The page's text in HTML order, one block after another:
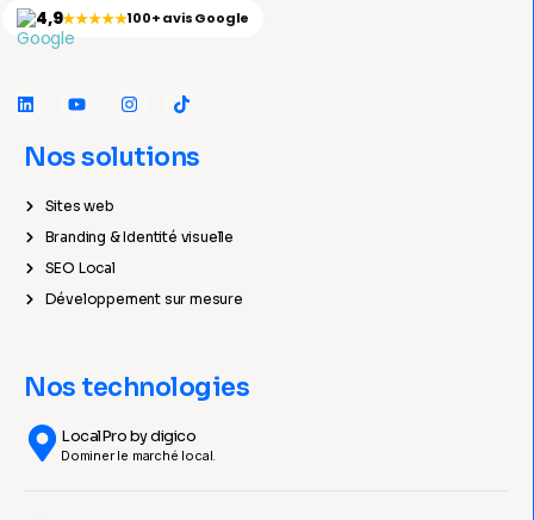
4,9★★★★★100+ avis Google
Nos solutions
Sites web
Branding & Identité visuelle
SEO Local
Développement sur mesure
Nos technologies
LocalPro by digico
Dominer le marché local.